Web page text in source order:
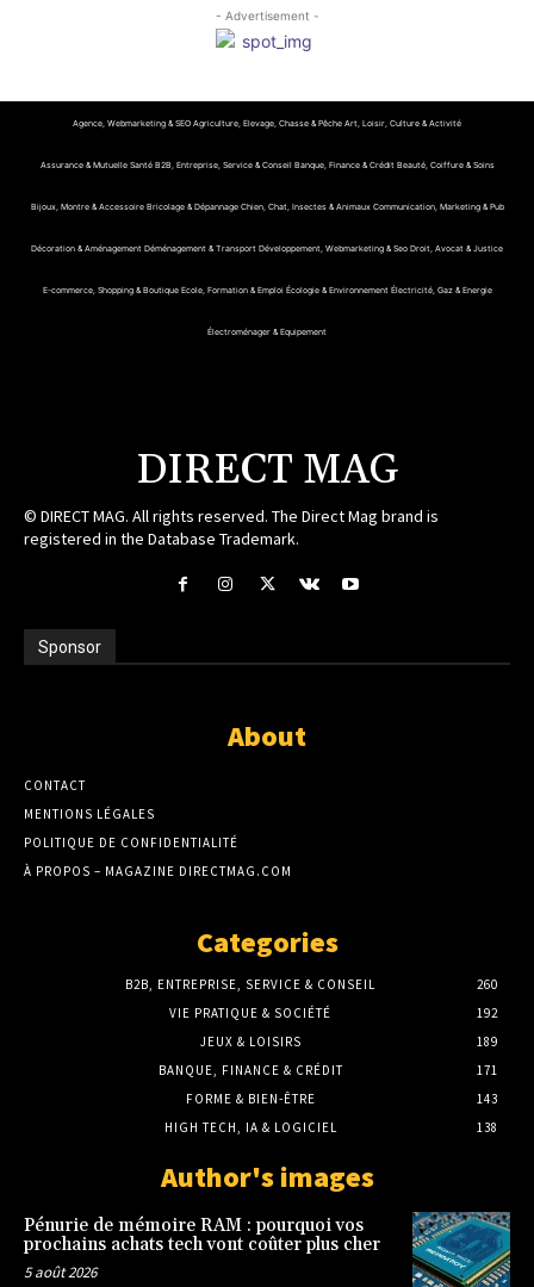
- Advertisement -
Agence, Webmarketing & SEO Agriculture, Elevage, Chasse & Pêche Art, Loisir, Culture & Activité
Assurance & Mutuelle Santé B2B, Entreprise, Service & Conseil Banque, Finance & Crédit Beauté, Coiffure & Soins
Bijoux, Montre & Accessoire Bricolage & Dépannage Chien, Chat, Insectes & Animaux Communication, Marketing & Pub
Décoration & Aménagement Déménagement & Transport Développement, Webmarketing & Seo Droit, Avocat & Justice
E-commerce, Shopping & Boutique Ecole, Formation & Emploi Écologie & Environnement Électricité, Gaz & Energie
Électroménager & Equipement
DIRECT MAG
© DIRECT MAG. All rights reserved. The Direct Mag brand is
registered in the Database Trademark.
Sponsor
About
CONTACT
MENTIONS LÉGALES
POLITIQUE DE CONFIDENTIALITÉ
À PROPOS – MAGAZINE DIRECTMAG.COM
Categories
B2B, ENTREPRISE, SERVICE & CONSEIL
260
VIE PRATIQUE & SOCIÉTÉ
192
JEUX & LOISIRS
189
BANQUE, FINANCE & CRÉDIT
171
FORME & BIEN-ÊTRE
143
HIGH TECH, IA & LOGICIEL
138
Author's images
Pénurie de mémoire RAM : pourquoi vos
prochains achats tech vont coûter plus cher
5 août 2026